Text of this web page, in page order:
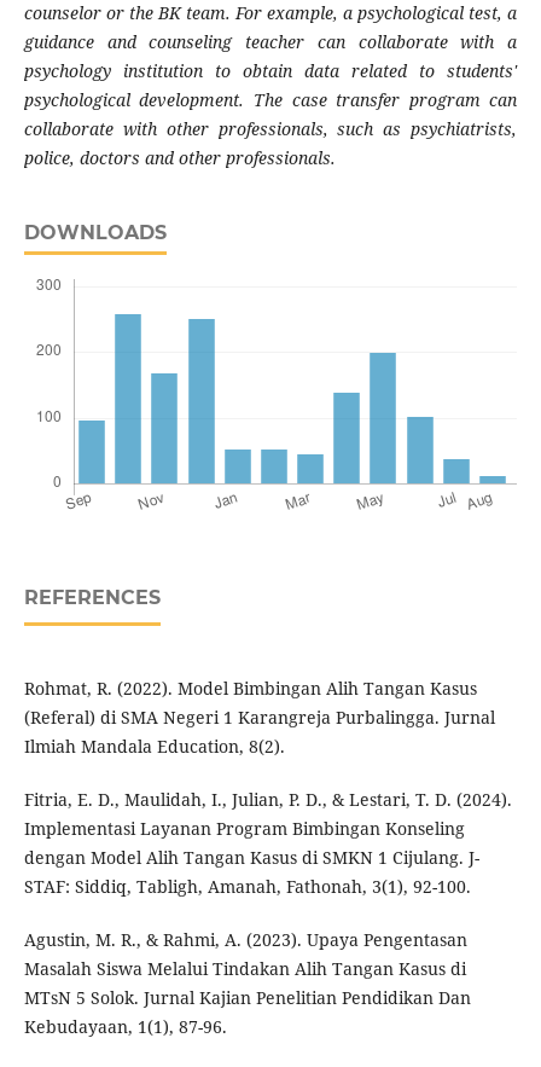
counselor or the BK team. For example, a psychological test, a
guidance and counseling teacher can collaborate with a
psychology institution to obtain data related to students'
psychological development. The case transfer program can
collaborate with other professionals, such as psychiatrists,
police, doctors and other professionals.
DOWNLOADS
REFERENCES
Rohmat, R. (2022). Model Bimbingan Alih Tangan Kasus
(Referal) di SMA Negeri 1 Karangreja Purbalingga. Jurnal
Ilmiah Mandala Education, 8(2).
Fitria, E. D., Maulidah, I., Julian, P. D., & Lestari, T. D. (2024).
Implementasi Layanan Program Bimbingan Konseling
dengan Model Alih Tangan Kasus di SMKN 1 Cijulang. J-
STAF: Siddiq, Tabligh, Amanah, Fathonah, 3(1), 92-100.
Agustin, M. R., & Rahmi, A. (2023). Upaya Pengentasan
Masalah Siswa Melalui Tindakan Alih Tangan Kasus di
MTsN 5 Solok. Jurnal Kajian Penelitian Pendidikan Dan
Kebudayaan, 1(1), 87-96.